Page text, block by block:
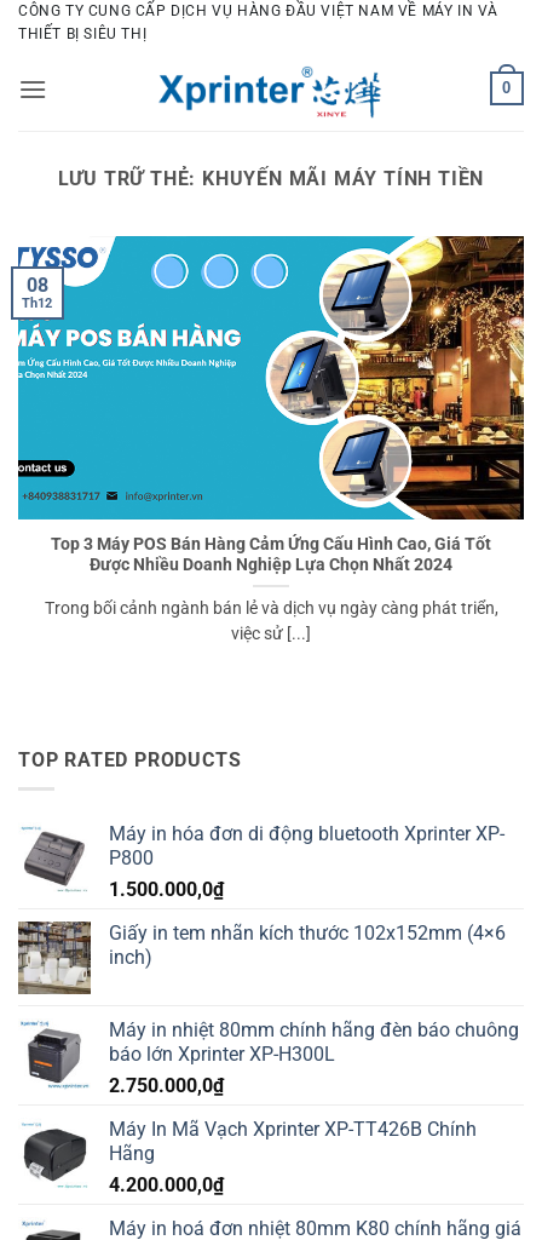
Bỏ
qua
dung
CÔNG TY CUNG CẤP DỊCH VỤ HÀNG ĐẦU VIỆT NAM VỀ MÁY IN VÀ
THIẾT BỊ SIÊU THỊ
0
LƯU TRỮ THẺ: KHUYẾN MÃI MÁY TÍNH TIỀN
Top 3 Máy POS Bán Hàng Cảm Ứng Cấu Hình Cao, Giá Tốt
Được Nhiều Doanh Nghiệp Lựa Chọn Nhất 2024
Trong bối cảnh ngành bán lẻ và dịch vụ ngày càng phát triển,
việc sử [...]
08
Th12
TOP RATED PRODUCTS
Máy in hóa đơn di động bluetooth Xprinter XP-
P800
1.500.000,0₫
Giấy in tem nhãn kích thước 102x152mm (4×6
inch)
Máy in nhiệt 80mm chính hãng đèn báo chuông
báo lớn Xprinter XP-H300L
2.750.000,0₫
Máy In Mã Vạch Xprinter XP-TT426B Chính
Hãng
4.200.000,0₫
Máy in hoá đơn nhiệt 80mm K80 chính hãng giá